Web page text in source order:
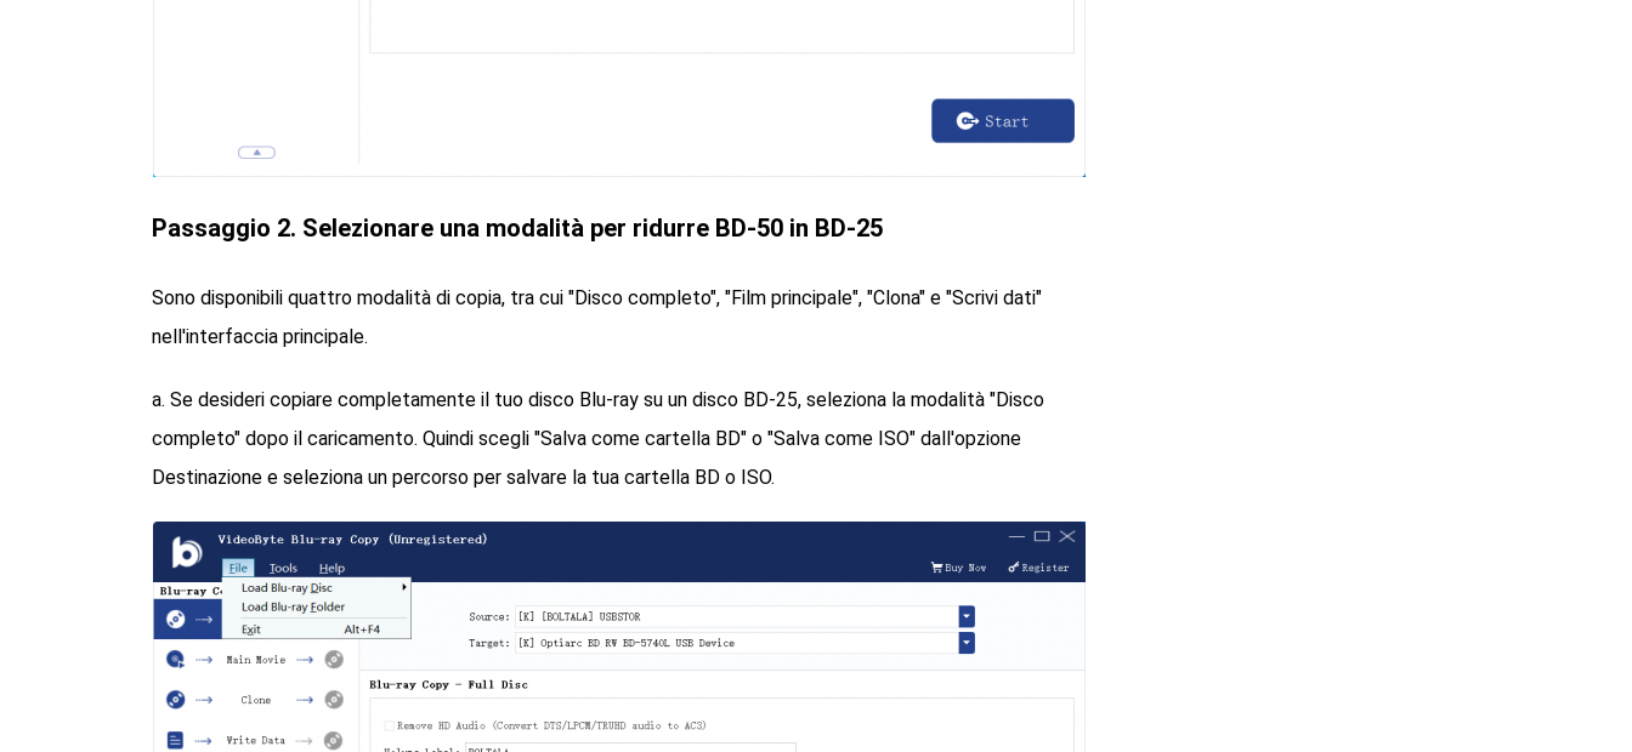
Passaggio 2. Selezionare una modalità per ridurre BD-50 in BD-25
Sono disponibili quattro modalità di copia, tra cui "Disco completo", "Film principale", "Clona" e "Scrivi dati"
nell'interfaccia principale.
a. Se desideri copiare completamente il tuo disco Blu-ray su un disco BD-25, seleziona la modalità "Disco
completo" dopo il caricamento. Quindi scegli "Salva come cartella BD" o "Salva come ISO" dall'opzione
Destinazione e seleziona un percorso per salvare la tua cartella BD o ISO.